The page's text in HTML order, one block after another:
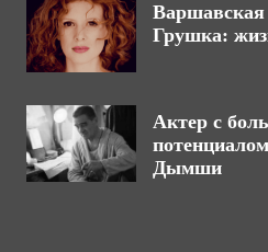
Варшавская
Грушка:
Актер с
Дымши